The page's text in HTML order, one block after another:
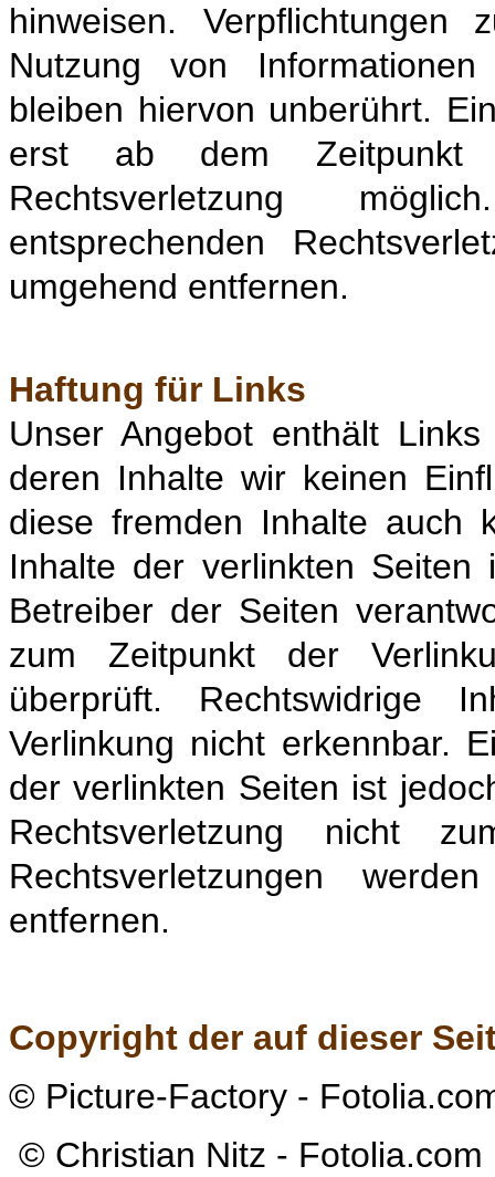
hinweisen.
Nutzung von
bleiben hiervon unberührt.
erst ab dem Zeitpunkt
Rechtsverletzung
entsprechenden
umgehend entfernen.
Haftung für Links
Unser Angebot enthält
deren Inhalte wir keinen
diese fremden Inhalte auch
Inhalte der verlinkten
Betreiber der Seiten
zum Zeitpunkt der
überprüft. Rechtswidrige
Verlinkung nicht erkennbar.
der verlinkten Seiten ist
Rechtsverletzung nicht
Rechtsverletzungen
entfernen.
Copyright der auf dieser
© Picture-Factory -
© Christian Nitz - Fotolia.com